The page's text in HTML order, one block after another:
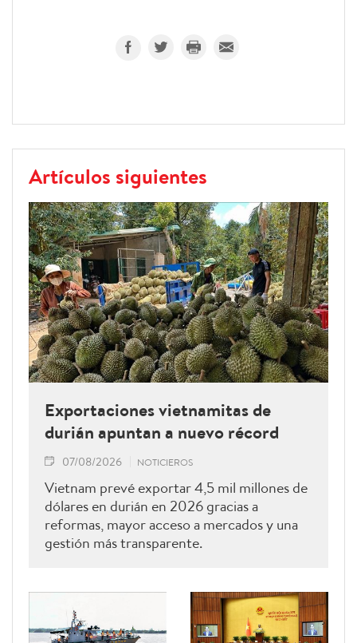
Artículos siguientes
Exportaciones vietnamitas de
durián apuntan a nuevo récord
07/08/2026 NOTICIEROS
Vietnam prevé exportar 4,5 mil millones de
dólares en durián en 2026 gracias a
reformas, mayor acceso a mercados y una
gestión más transparente.